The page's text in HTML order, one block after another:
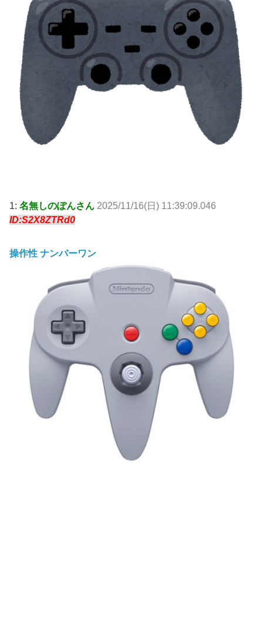
1: 名無しのぽんさん 2025/11/16(日) 11:39:09.046
ID:S2X8ZTRd0
操作性 ナンバーワン